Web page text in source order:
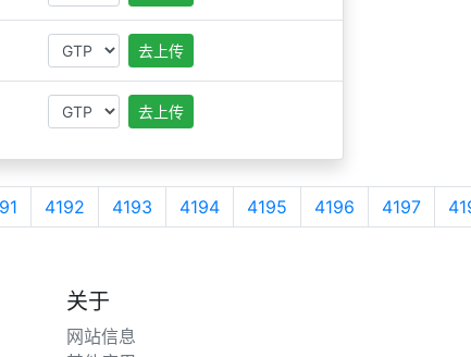
去上传
去上传
4192 4193 4194 4195 4196 4197
关于
网站信息